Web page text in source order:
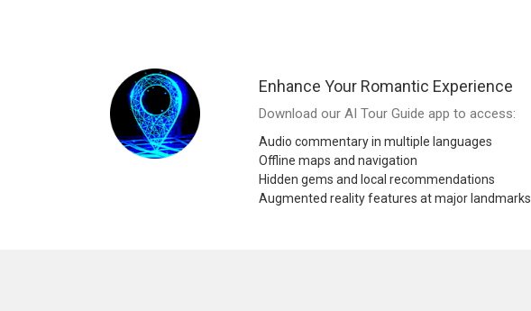
Enhance Your Romantic Experience
Download our AI Tour Guide app to access:
Audio commentary in multiple languages
Offline maps and navigation
Hidden gems and local recommendations
Augmented reality features at major landmarks